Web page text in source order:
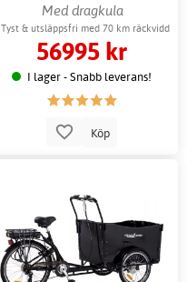
Med dragkula
Tyst & utsläppsfri med 70 km räckvidd
56995 kr
I lager - Snabb leverans!
Köp